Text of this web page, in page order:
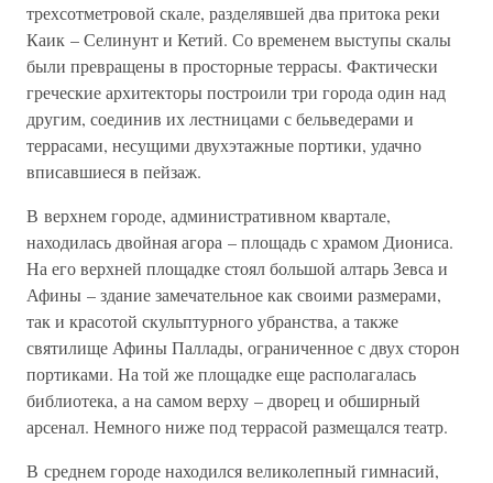
трехсотметровой скале, разделявшей два притока реки
Каик – Селинунт и Кетий. Со временем выступы скалы
были превращены в просторные террасы. Фактически
греческие архитекторы построили три города один над
другим, соединив их лестницами с бельведерами и
террасами, несущими двухэтажные портики, удачно
вписавшиеся в пейзаж.
В верхнем городе, административном квартале,
находилась двойная агора – площадь с храмом Диониса.
На его верхней площадке стоял большой алтарь Зевса и
Афины – здание замечательное как своими размерами,
так и красотой скульптурного убранства, а также
святилище Афины Паллады, ограниченное с двух сторон
портиками. На той же площадке еще располагалась
библиотека, а на самом верху – дворец и обширный
арсенал. Немного ниже под террасой размещался театр.
В среднем городе находился великолепный гимнасий,